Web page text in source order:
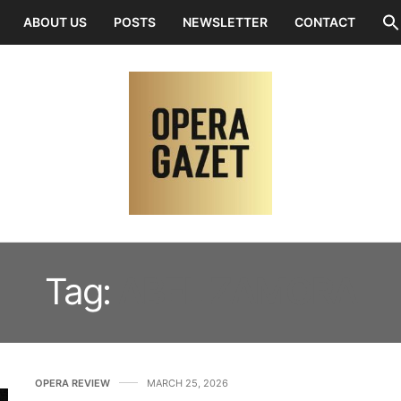
ABOUT US POSTS NEWSLETTER CONTACT
Tag:
OPERA REVIEW MARCH 25, 2026